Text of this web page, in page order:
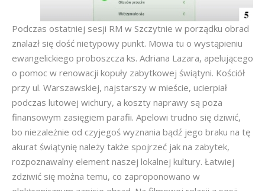
Podczas ostatniej sesji RM w Szczytnie w porządku obrad
znalazł się dość nietypowy punkt. Mowa tu o wystąpieniu
ewangelickiego proboszcza ks. Adriana Lazara, apelującego
o pomoc w renowacji kopuły zabytkowej świątyni. Kościół
przy ul. Warszawskiej, najstarszy w mieście, ucierpiał
podczas lutowej wichury, a koszty naprawy są poza
finansowym zasięgiem parafii. Apelowi trudno się dziwić,
bo niezależnie od czyjegoś wyznania bądź jego braku na tę
akurat świątynię należy także spojrzeć jak na zabytek,
rozpoznawalny element naszej lokalnej kultury. Łatwiej
zdziwić się można temu, co zaproponowano w